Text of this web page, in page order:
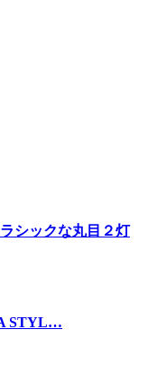
シックな丸目２灯
STYL…